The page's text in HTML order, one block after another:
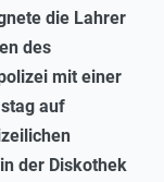
die Lahrer
des
mit einer
auf
der Diskothek